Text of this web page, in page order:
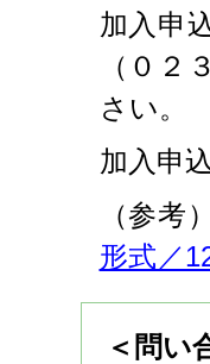
加入申
（０２
さい。
加入申
（参考
形式／
＜問い